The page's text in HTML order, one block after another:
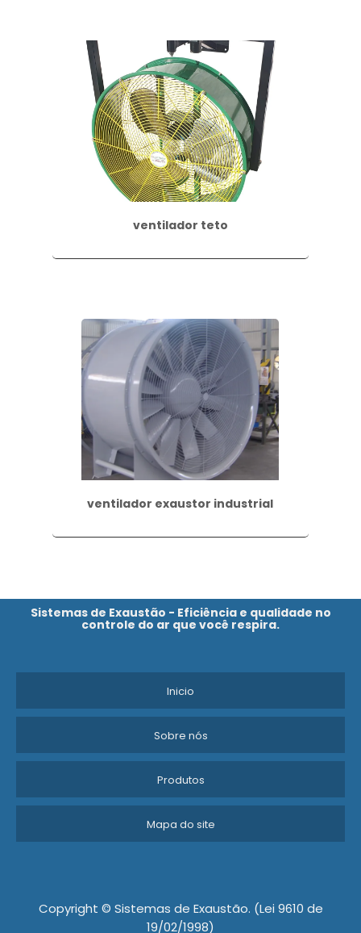
ventilador teto
ventilador exaustor industrial
Sistemas de Exaustão - Eficiência e qualidade no
controle do ar que você respira.
Inicio
Sobre nós
Produtos
Mapa do site
Copyright © Sistemas de Exaustão. (Lei 9610 de
19/02/1998)